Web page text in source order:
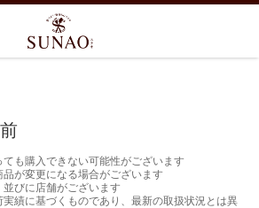
も購入できない可能性がございます
が変更になる場合がございます
びに店舗がございます
績に基づくものであり、最新の取扱状況とは異